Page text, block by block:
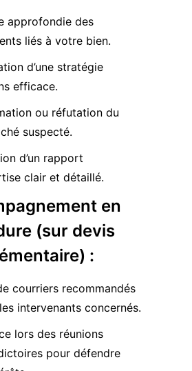
approfondie des
liés à votre bien.
d’une stratégie
efficace.
ou réfutation du
suspecté.
d’un rapport
clair et détaillé.
en
(sur devis
:
courriers recommandés
intervenants concernés.
lors des réunions
pour défendre